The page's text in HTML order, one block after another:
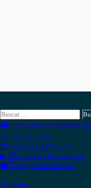
Buscar:
🗨 Contacta con nosotros 😉
📞 634 49 25 08
📧 phiteca@phiteca.es
▶ Más formas de contactar
💼 Trabaja con nosotros
✍ Blog